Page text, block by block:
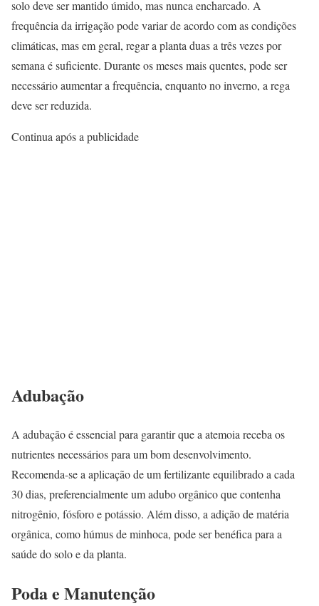
solo deve ser mantido úmido, mas nunca encharcado. A
frequência da irrigação pode variar de acordo com as condições
climáticas, mas em geral, regar a planta duas a três vezes por
semana é suficiente. Durante os meses mais quentes, pode ser
necessário aumentar a frequência, enquanto no inverno, a rega
deve ser reduzida.
Continua após a publicidade
Adubação
A adubação é essencial para garantir que a atemoia receba os
nutrientes necessários para um bom desenvolvimento.
Recomenda-se a aplicação de um fertilizante equilibrado a cada
30 dias, preferencialmente um adubo orgânico que contenha
nitrogênio, fósforo e potássio. Além disso, a adição de matéria
orgânica, como húmus de minhoca, pode ser benéfica para a
saúde do solo e da planta.
Poda e Manutenção